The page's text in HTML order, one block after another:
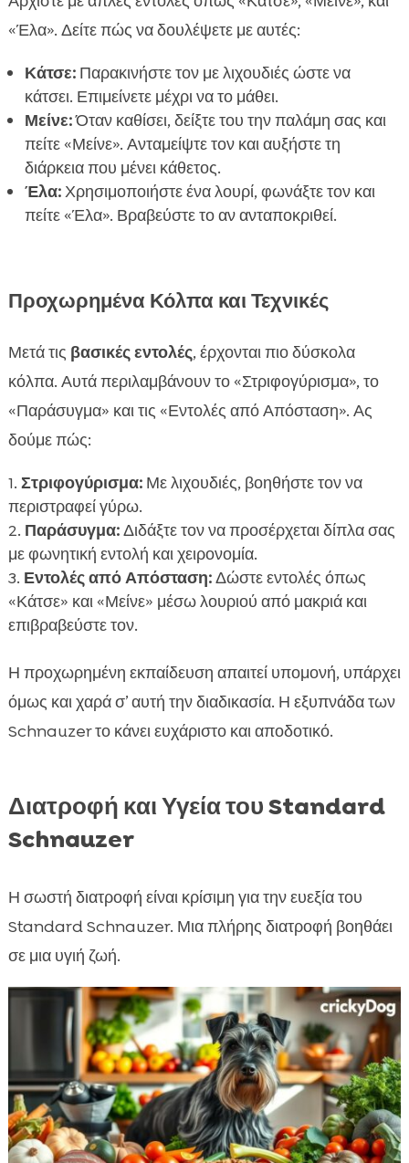
«Έλα». Δείτε πώς να δουλέψετε με αυτές:
Κάτσε:Παρακινήστε τον με λιχουδιές ώστε να
κάτσει. Επιμείνετε μέχρι να το μάθει.
Μείνε:Όταν καθίσει, δείξτε του την παλάμη σας και
πείτε «Μείνε». Ανταμείψτε τον και αυξήστε τη
διάρκεια που μένει κάθετος.
Έλα:Χρησιμοποιήστε ένα λουρί, φωνάξτε τον και
πείτε «Έλα». Βραβεύστε το αν ανταποκριθεί.
Προχωρημένα Κόλπα και Τεχνικές
Μετά τις βασικές εντολές, έρχονται πιο δύσκολα
κόλπα. Αυτά περιλαμβάνουν το «Στριφογύρισμα», το
«Παράσυγμα» και τις «Εντολές από Απόσταση». Ας
δούμε πώς:
Στριφογύρισμα:Με λιχουδιές, βοηθήστε τον να
περιστραφεί γύρω.
Παράσυγμα:Διδάξτε τον να προσέρχεται δίπλα σας
με φωνητική εντολή και χειρονομία.
Εντολές από Απόσταση:Δώστε εντολές όπως
«Κάτσε» και «Μείνε» μέσω λουριού από μακριά και
επιβραβεύστε τον.
Η προχωρημένη εκπαίδευση απαιτεί υπομονή, υπάρχει
όμως και χαρά σ’ αυτή την διαδικασία. Η εξυπνάδα των
Schnauzer το κάνει ευχάριστο και αποδοτικό.
Διατροφή και Υγεία του Standard
Schnauzer
Η σωστή διατροφή είναι κρίσιμη για την ευεξία του
Standard Schnauzer. Μια πλήρης διατροφή βοηθάει
σε μια υγιή ζωή.